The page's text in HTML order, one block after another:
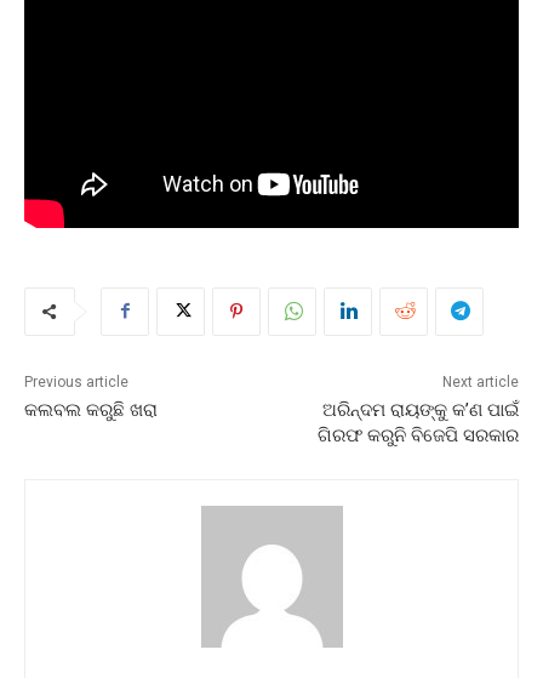
Previous article
କଲବଲ କରୁଛି ଖରା
Next article
ଅରିନ୍ଦମ ରାୟଙ୍କୁ କ’ଣ ପାଇଁ
ଗିରଫ କରୁନି ବିଜେପି ସରକାର